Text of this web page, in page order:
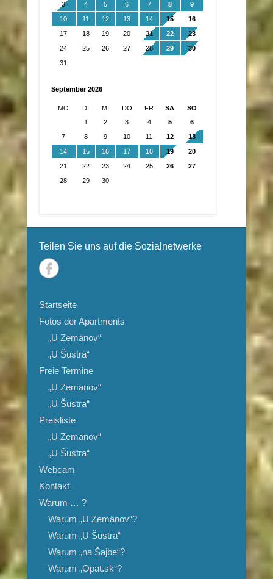
3
4 5 6 7 8
9
10
11 12 13 14 15
16
17
18 19 20 21 22
23
24
25 26 27 28 29
30
31
September 2026
MO DI MI DO FR SA
SO
1
2 3 4 5
6
7
8 9 10 11 12
13
14
15 16 17 18 19
20
21
22 23 24 25 26
27
28
29 30
Teilen Sie uns auf die Sozialnetwerke
Startseite
Fotos der Apartments
„U Zemänov“
„U Šustra“
Freie Termine
„U Zemänov“
„U Šustra“
Preisliste
„U Zemänov“
„U Šustra“
Webcam
Kontakt
Warum … ?
Warum „U Zemänov“?
Warum „U Šustra“
Warum „na Šajbe“?
Warum „Opat.sk“?